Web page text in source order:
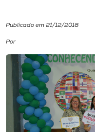
CPA
Biblioteca
Editora
Rádio
Publicado em 21/12/2018
Por